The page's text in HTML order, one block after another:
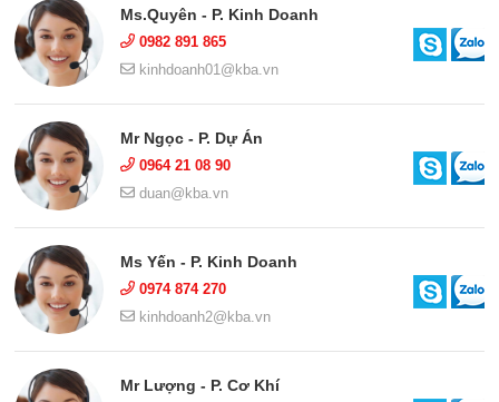
Ms.Quyên - P. Kinh Doanh
0982 891 865
kinhdoanh01@kba.vn
Mr Ngọc - P. Dự Án
0964 21 08 90
duan@kba.vn
Ms Yến - P. Kinh Doanh
0974 874 270
kinhdoanh2@kba.vn
Mr Lượng - P. Cơ Khí